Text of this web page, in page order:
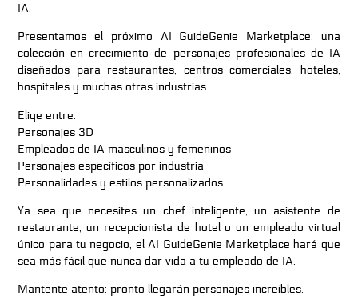
IA.
Presentamos el próximo AI GuideGenie Marketplace: una
colección en crecimiento de personajes profesionales de IA
diseñados para restaurantes, centros comerciales, hoteles,
hospitales y muchas otras industrias.
Elige entre:
Personajes 3D
Empleados de IA masculinos y femeninos
Personajes específicos por industria
Personalidades y estilos personalizados
Ya sea que necesites un chef inteligente, un asistente de
restaurante, un recepcionista de hotel o un empleado virtual
único para tu negocio, el AI GuideGenie Marketplace hará que
sea más fácil que nunca dar vida a tu empleado de IA.
Mantente atento: pronto llegarán personajes increíbles.